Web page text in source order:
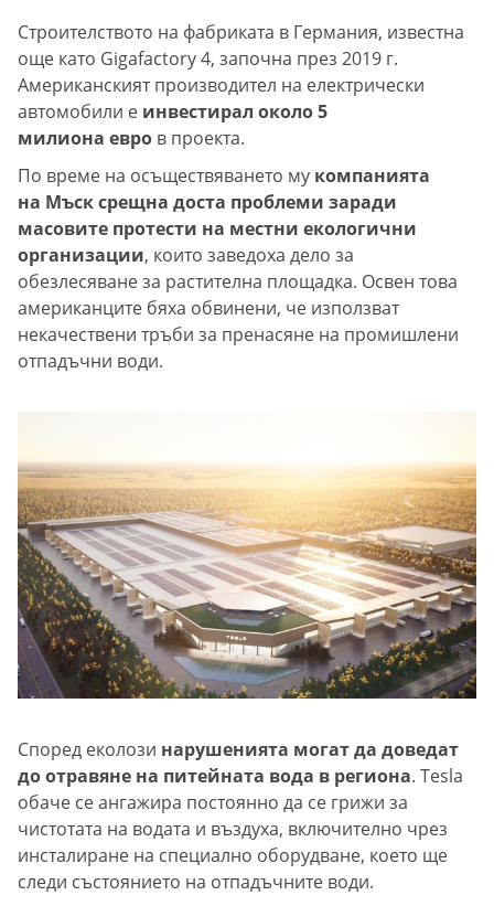
Строителството на фабриката в Германия, известна
още като Gigafactory 4, започна през 2019 г.
Американският производител на електрически
автомобили е инвестирал около 5
милиона евро в проекта.
По време на осъществяването му компанията
на Мъск срещна доста проблеми заради
масовите протести на местни екологични
организации, които заведоха дело за
обезлесяване за растителна площадка. Освен това
американците бяха обвинени, че използват
некачествени тръби за пренасяне на промишлени
отпадъчни води.
Според еколози нарушенията могат да доведат
до отравяне на питейната вода в региона. Tesla
обаче се ангажира постоянно да се грижи за
чистотата на водата и въздуха, включително чрез
инсталиране на специално оборудване, което ще
следи състоянието на отпадъчните води.